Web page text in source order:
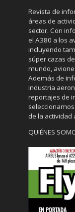
Revista de
áreas de
sector. Con
el A380 a los
incluyendo
súper cazas
mundo,
Además de
industria
reportajes de
de la actividad
QUIÉNES